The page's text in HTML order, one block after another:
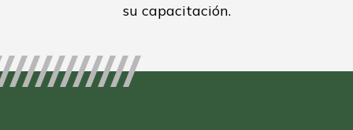
su capacitación.